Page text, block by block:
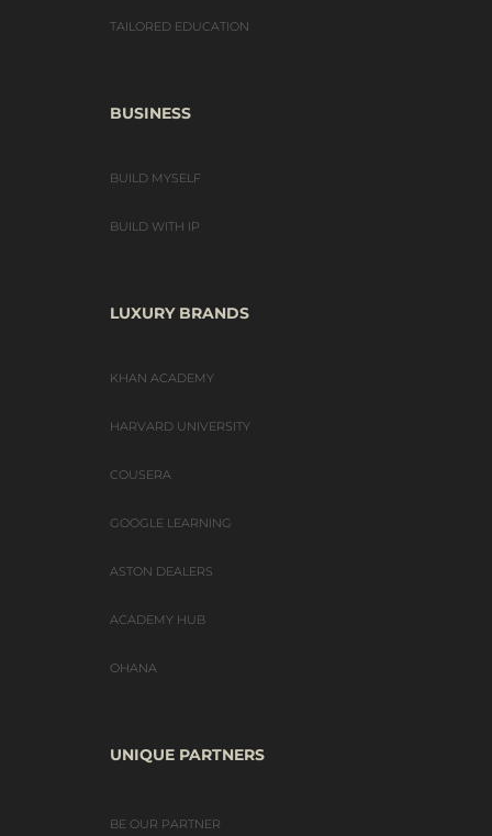
TAILORED EDUCATION
BUSINESS
BUILD MYSELF
BUILD WITH IP
LUXURY BRANDS
KHAN ACADEMY
HARVARD UNIVERSITY
COUSERA
GOOGLE LEARNING
ASTON DEALERS
ACADEMY HUB
OHANA
UNIQUE PARTNERS
BE OUR PARTNER